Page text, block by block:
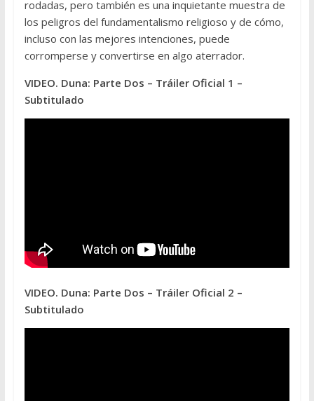
rodadas, pero también es una inquietante muestra de
los peligros del fundamentalismo religioso y de cómo,
incluso con las mejores intenciones, puede
corromperse y convertirse en algo aterrador.
VIDEO. Duna: Parte Dos – Tráiler Oficial 1 –
Subtitulado
VIDEO. Duna: Parte Dos – Tráiler Oficial 2 –
Subtitulado